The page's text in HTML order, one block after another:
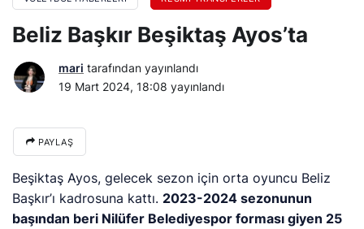
Beliz Başkır Beşiktaş Ayos’ta
mari tarafından yayınlandı
19 Mart 2024, 18:08 yayınlandı
PAYLAŞ
Beşiktaş Ayos, gelecek sezon için orta oyuncu Beliz
Başkır’ı kadrosuna kattı.2023-2024 sezonunun
başından beri Nilüfer Belediyespor forması giyen 25